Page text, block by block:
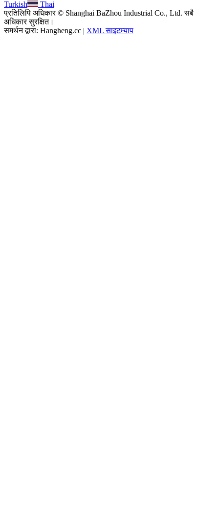
Turkish
Thai
प्रतिलिपि अधिकार © Shanghai BaZhou Industrial Co., Ltd. सबै
अधिकार सुरक्षित।
समर्थन द्वारा: Hangheng.cc | XML साइटम्याप